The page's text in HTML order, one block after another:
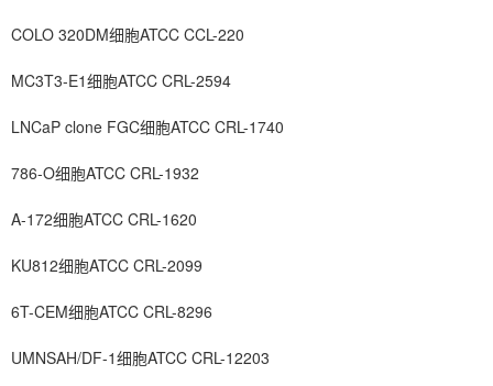
COLO 320DM细胞ATCC CCL-220
MC3T3-E1细胞ATCC CRL-2594
LNCaP clone FGC细胞ATCC CRL-1740
786-O细胞ATCC CRL-1932
A-172细胞ATCC CRL-1620
KU812细胞ATCC CRL-2099
6T-CEM细胞ATCC CRL-8296
UMNSAH/DF-1细胞ATCC CRL-12203